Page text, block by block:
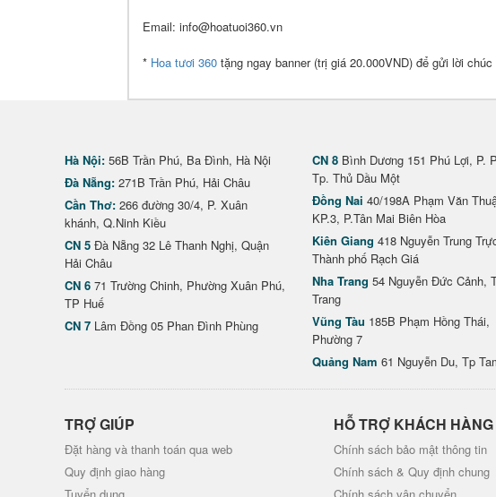
Email: info@hoatuoi360.vn
* Hoa tươi 360 tặng ngay banner (trị giá 20.000VND) để gửi lời
Hà Nội: 56B Trần Phú, Ba Đình, Hà Nội
Đà Nẵng: 271B Trần Phú, Hải Châu
Cần Thơ: 266 đường 30/4, P. Xuân
khánh, Q.Ninh Kiều
CN 5 Đà Nẵng 32 Lê Thanh Nghị, Quận
Hải Châu
CN 6 71 Trường Chinh, Phường Xuân Phú,
TP Huế
CN 7 Lâm Đồng 05 Phan Đình Phùng
CN 8 Bình Dương 151 Phú Lợi, P.
Tp. Thủ Dầu Một
Đồng Nai 40/198A Phạm Văn
KP.3, P.Tân Mai Biên Hòa
Kiên Giang 418 Nguyễn Trung
Thành phố Rạch Giá
Nha Trang 54 Nguyễn Đức Cảnh,
Trang
Vũng Tàu 185B Phạm Hồng Thái,
Phường 7
Quảng Nam 61 Nguyễn Du, Tp
TRỢ GIÚP
Đặt hàng và thanh toán qua web
Quy định giao hàng
HỖ TRỢ KHÁCH HÀNG
Chính sách bảo mật thông tin
Chính sách & Quy định chung